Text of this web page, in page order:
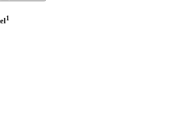
1